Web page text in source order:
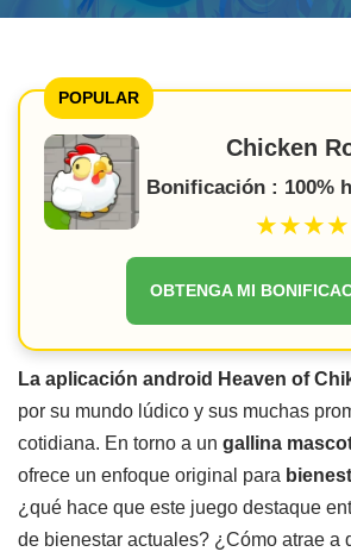
POPULAR
Chicken
Bonificación : 100%
OBTENGA MI
La aplicación android Heaven of
por su mundo lúdico y sus muchas
cotidiana. En torno a un gallina
ofrece un enfoque original para
¿qué hace que este juego destaque
de bienestar actuales? ¿Cómo atrae a